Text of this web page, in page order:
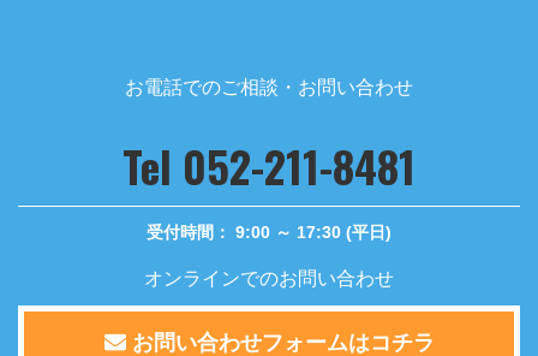
2024/06/13
年末年始休業のお知らせ
お電話でのご相談・お問い合わせ
Tel 052-211-8481
受付時間： 9:00 ～ 17:30 (平日)
オンラインでのお問い合わせ
お問い合わせフォームはコチラ